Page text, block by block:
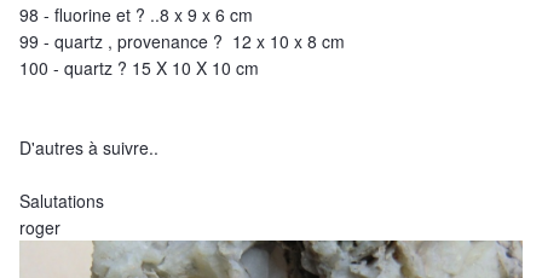
98 - fluorine et ? ..8 x 9 x 6 cm
99 - quartz , provenance ? 12 x 10 x 8 cm
100 - quartz ? 15 X 10 X 10 cm
D'autres à suivre..
Salutations
roger